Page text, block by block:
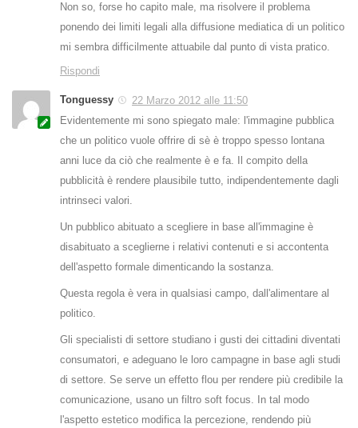
Non so, forse ho capito male, ma risolvere il problema
ponendo dei limiti legali alla diffusione mediatica di un politico
mi sembra difficilmente attuabile dal punto di vista pratico.
Rispondi
Tonguessy
22 Marzo 2012 alle 11:50
Evidentemente mi sono spiegato male: l'immagine pubblica
che un politico vuole offrire di sè è troppo spesso lontana
anni luce da ciò che realmente è e fa. Il compito della
pubblicità è rendere plausibile tutto, indipendentemente dagli
intrinseci valori.
Un pubblico abituato a scegliere in base all'immagine è
disabituato a sceglierne i relativi contenuti e si accontenta
dell'aspetto formale dimenticando la sostanza.
Questa regola è vera in qualsiasi campo, dall'alimentare al
politico.
Gli specialisti di settore studiano i gusti dei cittadini diventati
consumatori, e adeguano le loro campagne in base agli studi
di settore. Se serve un effetto flou per rendere più credibile la
comunicazione, usano un filtro soft focus. In tal modo
l'aspetto estetico modifica la percezione, rendendo più